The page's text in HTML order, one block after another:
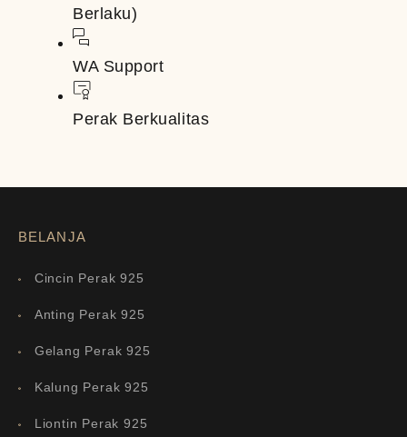
Berlaku)
WA Support
Perak Berkualitas
BELANJA
Cincin Perak 925
Anting Perak 925
Gelang Perak 925
Kalung Perak 925
Liontin Perak 925